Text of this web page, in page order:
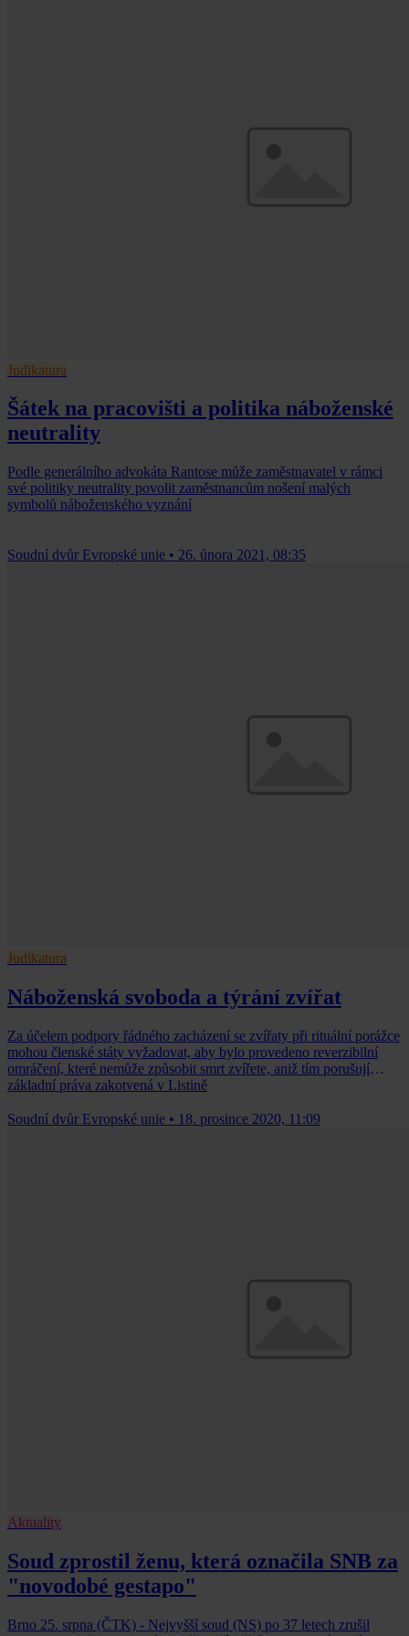
Judikatura
Šátek na pracovišti a politika náboženské
neutrality
Podle generálního advokáta Rantose může zaměstnavatel v rámci
své politiky neutrality povolit zaměstnancům nošení malých
symbolů náboženského vyznání
Soudní dvůr Evropské unie • 26. února 2021, 08:35
Judikatura
Náboženská svoboda a týrání zvířat
Za účelem podpory řádného zacházení se zvířaty při rituální porážce
mohou členské státy vyžadovat, aby bylo provedeno reverzibilní
omráčení, které nemůže způsobit smrt zvířete, aniž tím porušují
základní práva zakotvená v Listině
Soudní dvůr Evropské unie • 18. prosince 2020, 11:09
Aktuality
Soud zprostil ženu, která označila SNB za
"novodobé gestapo"
Brno 25. srpna (ČTK) - Nejvyšší soud (NS) po 37 letech zrušil